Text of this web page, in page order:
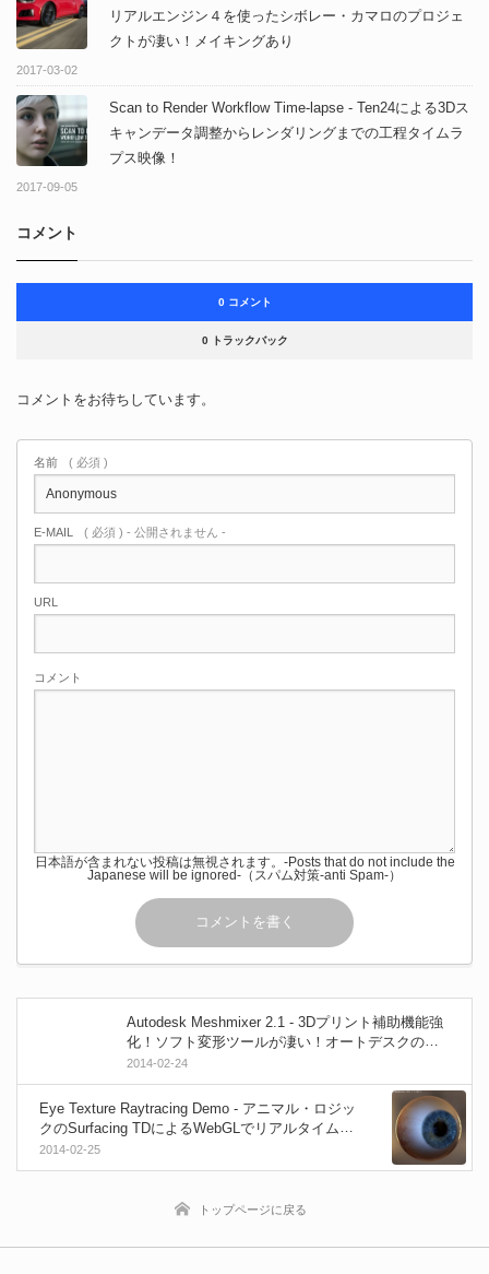
リアルエンジン４を使ったシボレー・カマロのプロジェ
クトが凄い！メイキングあり
2017-03-02
Scan to Render Workflow Time-lapse - Ten24による3Dス
キャンデータ調整からレンダリングまでの工程タイムラ
プス映像！
2017-09-05
コメント
0 コメント
0 トラックバック
コメントをお待ちしています。
名前 ( 必須 )
E-MAIL ( 必須 ) - 公開されません -
URL
コメント
日本語が含まれない投稿は無視されます。-Posts that do not include the
Japanese will be ignored-（スパム対策-anti Spam-）
Autodesk Meshmixer 2.1 - 3Dプリント補助機能強
化！ソフト変形ツールが凄い！オートデスクの無
料3Dモデリングツール新バージョン！
2014-02-24
Eye Texture Raytracing Demo - アニマル・ロジッ
クのSurfacing TDによるWebGLでリアルタイム描
画された眼球モデル！
2014-02-25
トップページに戻る